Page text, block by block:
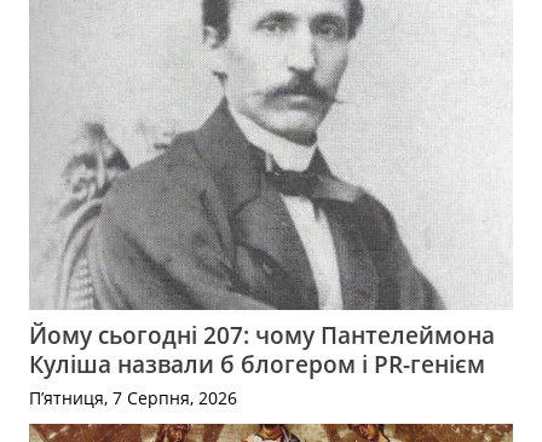
Йому сьогодні 207: чому Пантелеймона
Куліша назвали б блогером і PR-генієм
П’ятниця, 7 Серпня, 2026